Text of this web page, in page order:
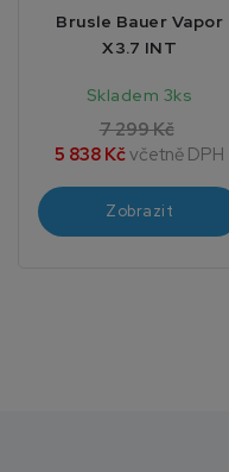
Brusle Bauer Vapor
X3.7 INT
Skladem 3ks
7 299 Kč
5 838 Kčvčetně DPH
Zobrazit